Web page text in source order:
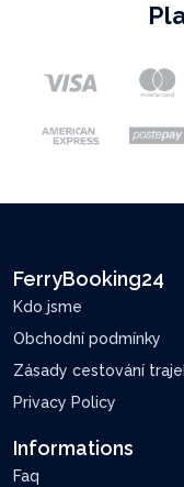
FerryBooking24
Kdo jsme
Obchodní podmínky
Zásady cestování
Privacy Policy
Informations
Faq